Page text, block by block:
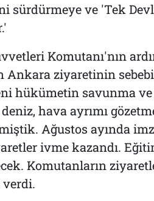
sürdürmeye ve 'Tek
Komutanı'nın
Ankara ziyaretinin
hükümetin savunma
hava ayrımı
Ağustos ayında
ivme kazandı.
Komutanların
verdi.